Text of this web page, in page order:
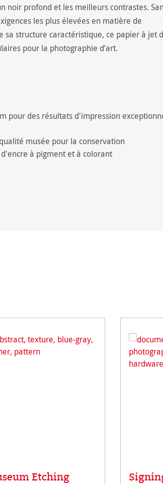
noir profond et les meilleurs contrastes.
les plus élevées en matière de
structure caractéristique, ce papier à jet
pour la photographie d’art.
pour des résultats d'impression
musée pour la conservation
à pigment et à colorant
Etching